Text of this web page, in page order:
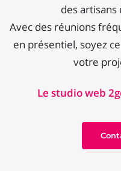
des artisans
Avec des réunions
en présentiel, soyez
votre
Le studio web